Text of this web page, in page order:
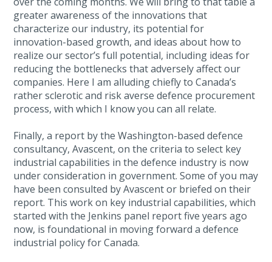
greater awareness of the innovations that
characterize our industry, its potential for
innovation-based growth, and ideas about how to
realize our sector’s full potential, including ideas for
reducing the bottlenecks that adversely affect our
companies. Here I am alluding chiefly to Canada’s
rather sclerotic and risk averse defence procurement
process, with which I know you can all relate.
Finally, a report by the Washington-based defence
consultancy, Avascent, on the criteria to select key
industrial capabilities in the defence industry is now
under consideration in government. Some of you may
have been consulted by Avascent or briefed on their
report. This work on key industrial capabilities, which
started with the Jenkins panel report five years ago
now, is foundational in moving forward a defence
industrial policy for Canada.